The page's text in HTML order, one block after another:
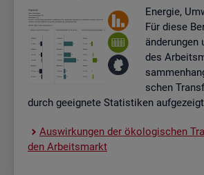
En­er­gie,
Für diese
än­de­run­gen
des
schen
durch ge­eig­ne­te Sta­tis­ti­ken
Aus­wir­kun­gen der öko­lo­gi­schen
den Ar­beits­markt